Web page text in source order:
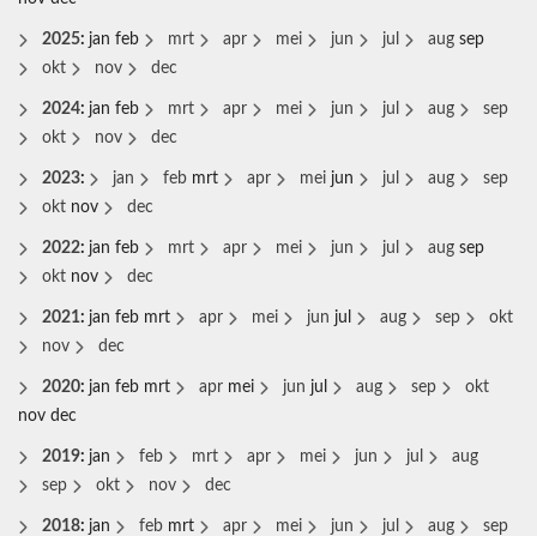
2025: jan feb mrt apr mei jun jul aug sep
okt
nov dec
2024: jan feb mrt apr mei jun jul aug
sep
okt
nov dec
2023: jan feb mrt apr mei jun jul aug
sep
okt nov dec
2022: jan feb mrt apr mei jun jul aug sep
okt nov dec
2021: jan feb mrt apr mei jun jul aug sep
okt
nov
dec
2020: jan feb mrt apr mei jun jul aug sep
okt
nov dec
2019: jan feb mrt apr mei jun jul
aug
sep
okt nov dec
2018: jan feb mrt apr mei jun jul aug
sep